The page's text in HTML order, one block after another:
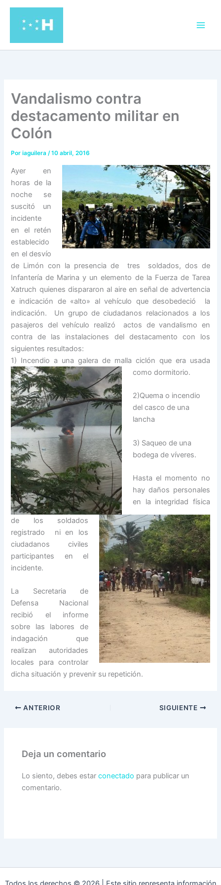
contenido
Vandalismo contra
destacamento militar en
Colón
Poriaguilera/10 abril, 2016
Ayer en
horas de la
noche se
suscitó un
incidente
en el retén
establecido
en el desvío
de Limón con la presencia de tres soldados, dos de
Infantería de Marina y un elemento de la Fuerza de Tarea
Xatruch quienes dispararon al aire en señal de advertencia
e indicación de «alto» al vehículo que desobedeció la
indicación. Un grupo de ciudadanos relacionados a los
pasajeros del vehículo realizó actos de vandalismo en
contra de las instalaciones del destacamento con los
siguientes resultados:
1) Incendio a una galera de malla ciclón que era usada
como dormitorio.
2)Quema o incendio
del casco de una
lancha
3) Saqueo de una
bodega de víveres.
Hasta el momento no
hay daños personales
en la integridad física
de los soldados
registrado ni en los
ciudadanos civiles
participantes en el
incidente.
La Secretaria de
Defensa Nacional
recibió el informe
sobre las labores de
indagación que
realizan autoridades
locales para controlar
dicha situación y prevenir su repetición.
ANTERIOR SIGUIENTE
Deja un comentario
Lo siento, debes estarconectado para publicar un
comentario.